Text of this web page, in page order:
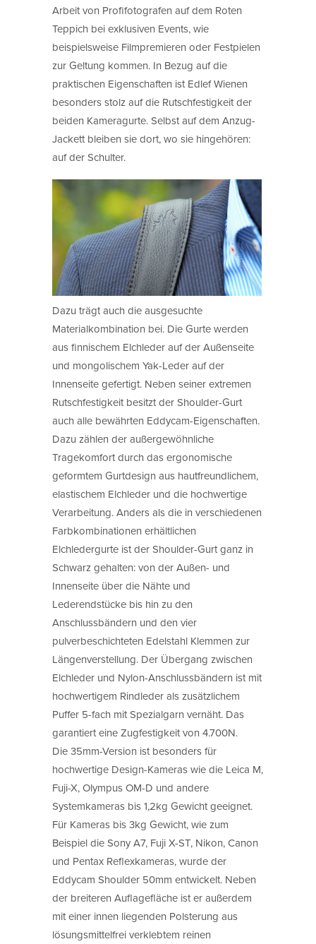
Arbeit von Profifotografen auf dem Roten
Teppich bei exklusiven Events, wie
beispielsweise Filmpremieren oder Festpielen
zur Geltung kommen. In Bezug auf die
praktischen Eigenschaften ist Edlef Wienen
besonders stolz auf die Rutschfestigkeit der
beiden Kameragurte. Selbst auf dem Anzug-
Jackett bleiben sie dort, wo sie hingehören:
auf der Schulter.
Dazu trägt auch die ausgesuchte
Materialkombination bei. Die Gurte werden
aus finnischem Elchleder auf der Außenseite
und mongolischem Yak-Leder auf der
Innenseite gefertigt. Neben seiner extremen
Rutschfestigkeit besitzt der Shoulder-Gurt
auch alle bewährten Eddycam-Eigenschaften.
Dazu zählen der außergewöhnliche
Tragekomfort durch das ergonomische
geformtem Gurtdesign aus hautfreundlichem,
elastischem Elchleder und die hochwertige
Verarbeitung. Anders als die in verschiedenen
Farbkombinationen erhältlichen
Elchledergurte ist der Shoulder-Gurt ganz in
Schwarz gehalten: von der Außen- und
Innenseite über die Nähte und
Lederendstücke bis hin zu den
Anschlussbändern und den vier
pulverbeschichteten Edelstahl Klemmen zur
Längenverstellung. Der Übergang zwischen
Elchleder und Nylon-Anschlussbändern ist mit
hochwertigem Rindleder als zusätzlichem
Puffer 5-fach mit Spezialgarn vernäht. Das
garantiert eine Zugfestigkeit von 4.700N.
Die 35mm-Version ist besonders für
hochwertige Design-Kameras wie die Leica M,
Fuji-X, Olympus OM-D und andere
Systemkameras bis 1,2kg Gewicht geeignet.
Für Kameras bis 3kg Gewicht, wie zum
Beispiel die Sony A7, Fuji X-ST, Nikon, Canon
und Pentax Reflexkameras, wurde der
Eddycam Shoulder 50mm entwickelt. Neben
der breiteren Auflagefläche ist er außerdem
mit einer innen liegenden Polsterung aus
lösungsmittelfrei verklebtem reinen